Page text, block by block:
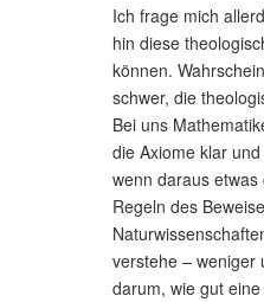
Ich frage mich
hin diese
können.
schwer, die
Bei uns
die Axiome klar
wenn daraus
Regeln des
verstehe – weniger
darum, wie gut